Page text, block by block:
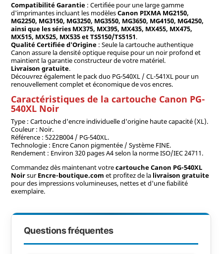
Compatibilité Garantie: Certifiée pour une large gamme
d'imprimantes incluant les modèlesCanon PIXMA MG2150,
MG2250, MG3150, MG3250, MG3550, MG3650, MG4150, MG4250,
ainsi que les séries MX375, MX395, MX435, MX455, MX475,
MX515, MX525, MX535 et TS5150/TS5151.
Qualité Certifiée d'Origine: Seule la cartouche authentique
Canon assure la densité optique requise pour un noir profond et
maintient la garantie constructeur de votre matériel.
Livraison gratuite.
Découvrez également le pack duo PG-540XL / CL-541XL pour un
renouvellement complet et économique de vos encres.
Caractéristiques de la cartouche Canon PG-
540XL Noir
Type : Cartouche d'encre individuelle d'origine haute capacité (XL).
Couleur : Noir.
Référence : 5222B004 / PG-540XL.
Technologie : Encre Canon pigmentée / Système FINE.
Rendement : Environ 320 pages A4 selon la norme ISO/IEC 24711.
Commandez dès maintenant votrecartouche Canon PG-540XL
NoirsurEncre-boutique.com et profitez de la livraison gratuite
pour des impressions volumineuses, nettes et d'une fiabilité
exemplaire.
Questions fréquentes